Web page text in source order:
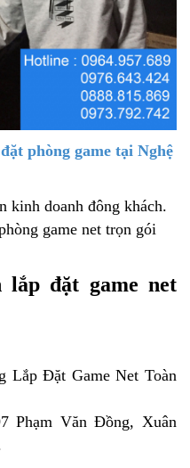
phòng game tại Nghệ
kinh doanh đông khách.
game net trọn gói
đặt game net
Lắp Đặt Game Net Toàn
Phạm Văn Đồng, Xuân